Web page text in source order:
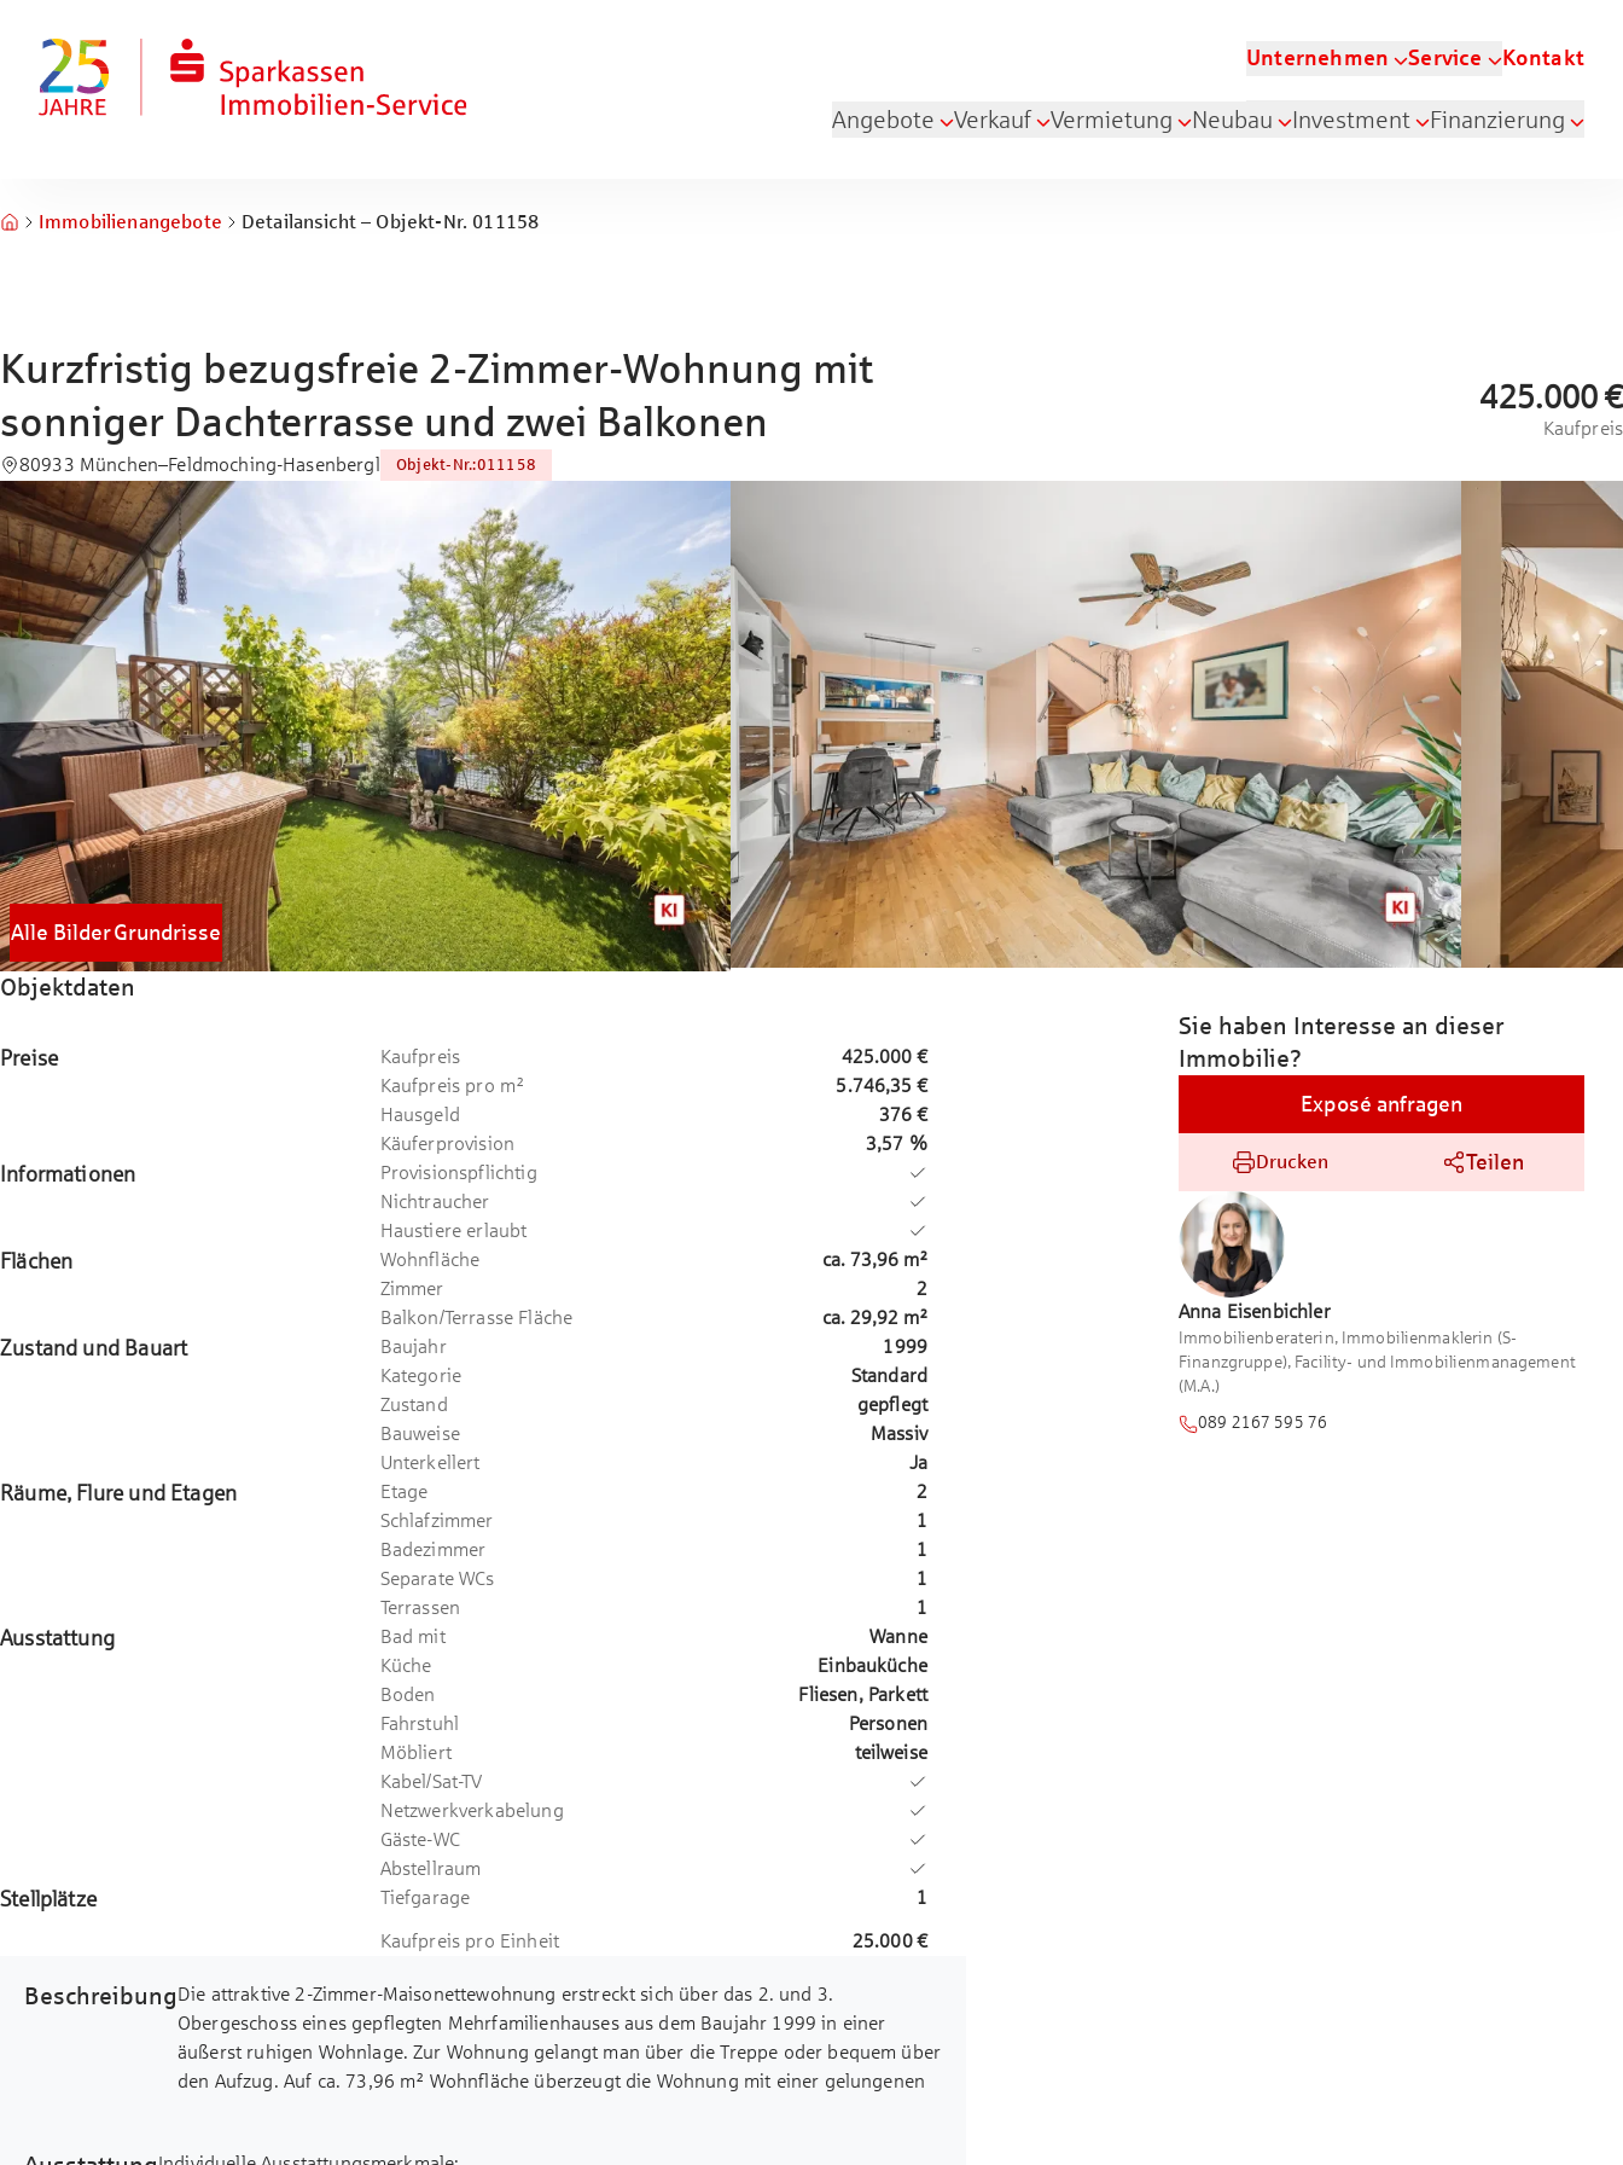
Zum Fuß springen
Unternehmen Service Kontakt
Angebote Verkauf Vermietung Neubau Investment Finanzierung
Immobilienangebote Detailansicht – Objekt-Nr. 011158
Kurzfristig bezugsfreie 2-Zimmer-Wohnung mit
sonniger Dachterrasse und zwei Balkonen
80933 München–Feldmoching-Hasenbergl Objekt-Nr.:011158
425.000 €
Kaufpreis
Alle BilderGrundrisse
Objektdaten
Preise Kaufpreis
425.000 €
Kaufpreis pro m²
5.746,35 €
Hausgeld
376 €
Käuferprovision
3,57 %
Informationen
Provisionspflichtig
Nichtraucher
Haustiere erlaubt
Flächen Wohnfläche ca. 73,96 m²
Zimmer
2
Balkon/Terrasse Fläche
ca. 29,92 m²
Zustand und Bauart Baujahr
1999
Kategorie
Standard
Zustand
gepflegt
Bauweise
Massiv
Unterkellert
Ja
Räume, Flure und Etagen Etage
2
Schlafzimmer
1
Badezimmer
1
Separate WCs
1
Terrassen
1
Ausstattung Bad mit
Wanne
Küche
Einbauküche
Boden
Fliesen, Parkett
Fahrstuhl
Personen
Möbliert
teilweise
Kabel/Sat-TV
Netzwerkverkabelung
Gäste-WC
Abstellraum
Stellplätze Tiefgarage 1
Kaufpreis pro Einheit 25.000 €
BeschreibungDie attraktive 2-Zimmer-Maisonettewohnung erstreckt sich über das 2. und 3.
Obergeschoss eines gepflegten Mehrfamilienhauses aus dem Baujahr 1999 in einer
äußerst ruhigen Wohnlage. Zur Wohnung gelangt man über die Treppe oder bequem über
den Aufzug. Auf ca. 73,96 m² Wohnfläche überzeugt die Wohnung mit einer gelungenen
Sie haben Interesse an dieser
Immobilie?
Exposé anfragen
Drucken Teilen
Anna Eisenbichler
Immobilienberaterin, Immobilienmaklerin (S-
Finanzgruppe), Facility- und Immobilienmanagement
(M.A.)
089 2167 595 76